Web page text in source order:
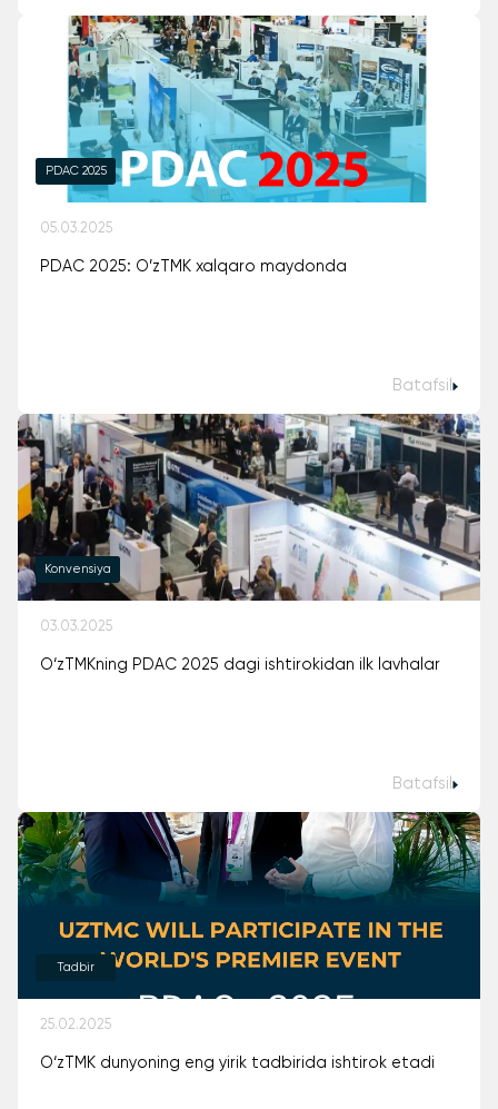
PDAC 2025
05.03.2025
PDAC 2025: O’zTMK xalqaro maydonda
Batafsil
Konvensiya
03.03.2025
O‘zTMKning PDAC 2025 dagi ishtirokidan ilk lavhalar
Batafsil
Tadbir
25.02.2025
O‘zTMK dunyoning eng yirik tadbirida ishtirok etadi